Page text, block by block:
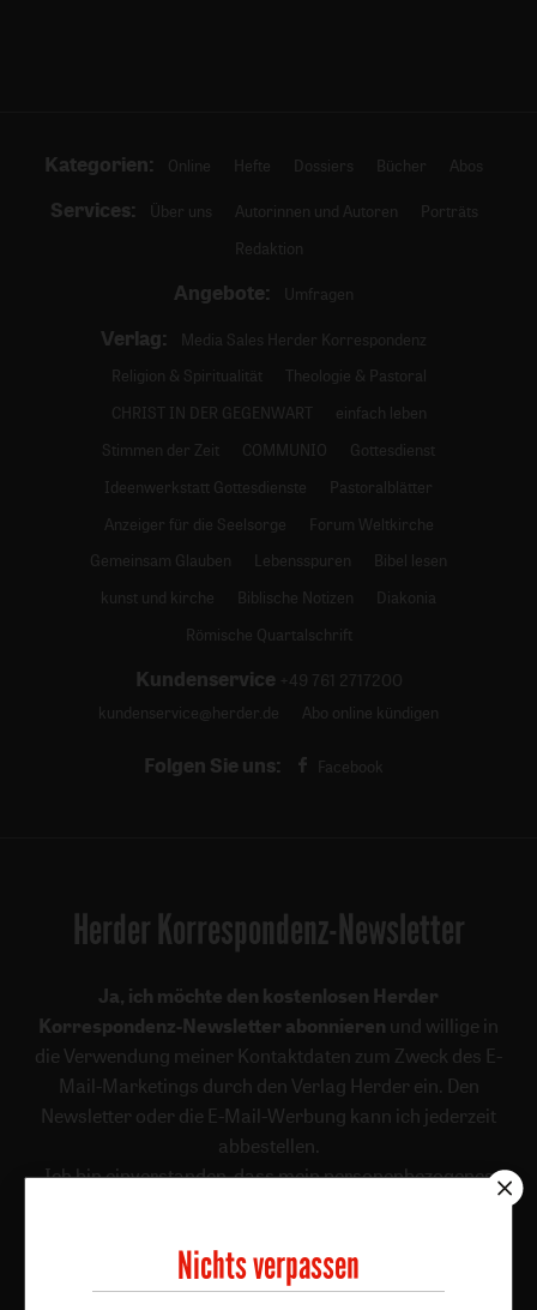
Kategorien: Online Hefte Dossiers Bücher Abos
Services: Über uns Autorinnen und Autoren
Porträts
Redaktion
Angebote: Umfragen
Verlag:
Media Sales Herder Korrespondenz
Religion & Spiritualität
Theologie & Pastoral
CHRIST IN DER GEGENWART
einfach leben
Stimmen der Zeit
COMMUNIO
Gottesdienst
Ideenwerkstatt Gottesdienste
Pastoralblätter
Anzeiger für die Seelsorge
Forum Weltkirche
Gemeinsam Glauben
Lebensspuren
Bibel lesen
kunst und kirche
Biblische Notizen
Diakonia
Römische Quartalschrift
Kundenservice +49 761 2717200
kundenservice@herder.de
Abo online kündigen
Folgen Sie uns: Facebook
Herder Korrespondenz-Newsletter
Ja, ich möchte den kostenlosen Herder
Korrespondenz-Newsletter abonnieren und willige in
die Verwendung meiner Kontaktdaten zum Zweck des E-
Mail-Marketings durch den Verlag Herder ein. Den
Newsletter oder die E-Mail-Werbung kann ich jederzeit
abbestellen.
Ich bin einverstanden, dass mein personenbezogenes
meine Interessen auszurichten. Über einen Link in
Newsletter oder E-Mail kann ich diese Funktion jederzeit
Nichts verpassen